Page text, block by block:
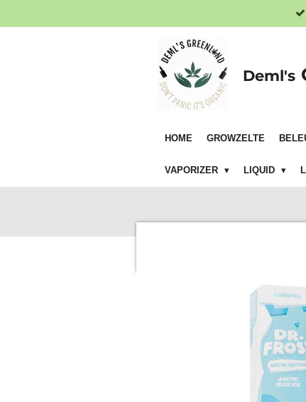
Hauptinhalt
Deml's
HOME GROWZELTE
VAPORIZER LIQUID